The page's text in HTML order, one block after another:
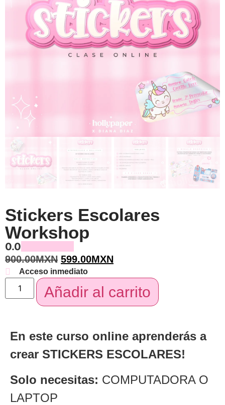
Stickers Escolares
Workshop
0.0
900.00MXN 599.00MXN
Acceso inmediato
Añadir al carrito
En este curso online aprenderás a
crear STICKERS ESCOLARES!
Solo necesitas: COMPUTADORA O
LAPTOP